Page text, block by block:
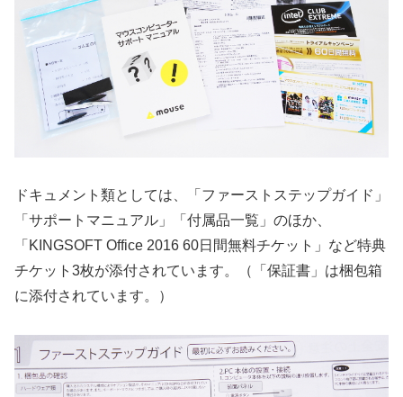
ドキュメント類としては、「ファーストステップガイド」
「サポートマニュアル」「付属品一覧」のほか、
「KINGSOFT Office 2016 60日間無料チケット」など特典
チケット3枚が添付されています。（「保証書」は梱包箱
に添付されています。）